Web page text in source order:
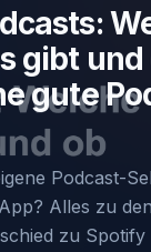
gibt und
gute
Podcast-
Alles zu
zu Spotify